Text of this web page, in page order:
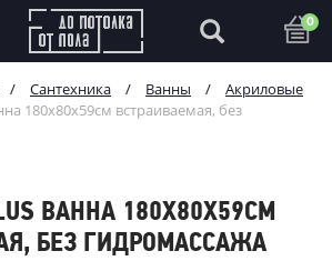
0
/ Сантехника / Ванны /
Акриловые
180x80x59см встраиваемая, без
ВАННА 180X80X59СМ
БЕЗ ГИДРОМАССАЖА